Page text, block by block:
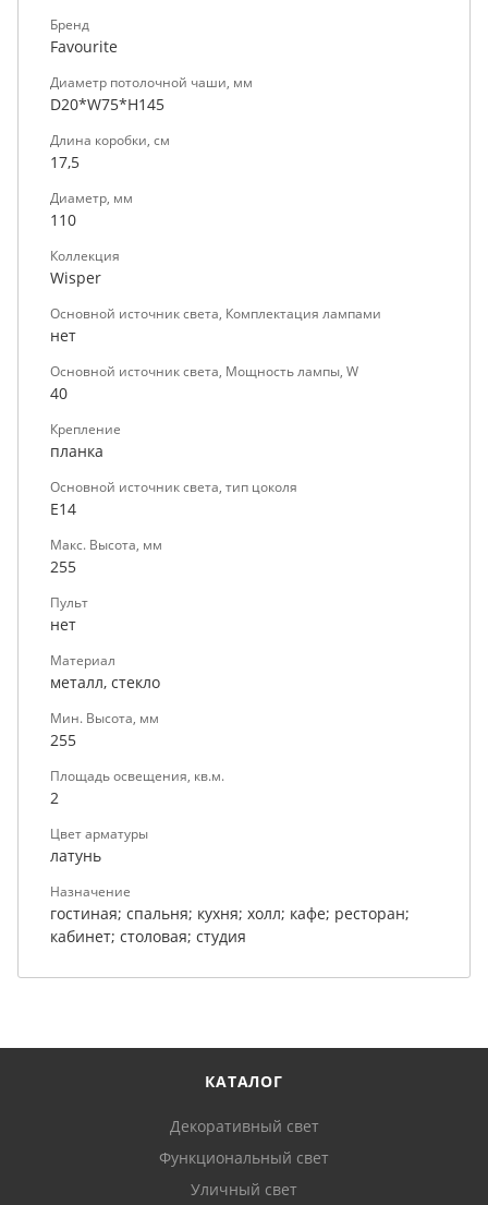
Бренд
Favourite
Диаметр потолочной чаши, мм
D20*W75*H145
Длина коробки, см
17,5
Диаметр, мм
110
Коллекция
Wisper
Основной источник света, Комплектация лампами
нет
Основной источник света, Мощность лампы, W
40
Крепление
планка
Основной источник света, тип цоколя
E14
Макс. Высота, мм
255
Пульт
нет
Материал
металл, стекло
Мин. Высота, мм
255
Площадь освещения, кв.м.
2
Цвет арматуры
латунь
Назначение
гостиная; спальня; кухня; холл; кафе; ресторан;
кабинет; столовая; студия
КАТАЛОГ
Декоративный свет
Функциональный свет
Уличный свет